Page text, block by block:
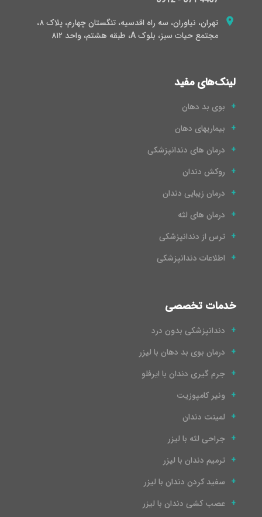
تهران، نیاوران، سه راه اقدسیه، تنگستان چهارم، پلاک ۸،
مجتمع حیات سبز، بلوک A، طبقه هشتم، واحد ۸۱۲
لینک‌های مفید
بوی بد دهان
بیماریهای دهان
درمان های دندانپزشکی
روکش دندان
درمان زیبایی دندان
درمان های لثه
ترس از دندانپزشکی
اطلاعات دندانپزشکی
خدمات تخصصی
دندانپزشکی بدون درد
درمان بوی بد دهان با لیزر
جرم گیری دندان با ایرفلو
ونیر کامپوزیت
لمینت دندان
جراحی لثه با لیزر
ترمیم دندان با لیزر
سفید کردن دندان با لیزر
عصب کشی دندان با لیزر